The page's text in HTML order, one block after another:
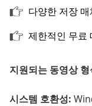
다양한 저장
제한적인 무료
지원되는 동영상 형
시스템 호환성: